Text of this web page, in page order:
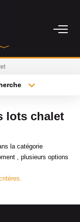
Plus de critères
lots chalet
la catégorie
, plusieurs options